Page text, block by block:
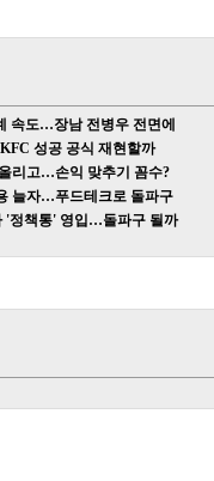
속도…장남 전병우 전면에
성공 공식 재현할까
리고…손익 맞추기 꼼수?
늘자…푸드테크로 돌파구
'정책통' 영입…돌파구 될까